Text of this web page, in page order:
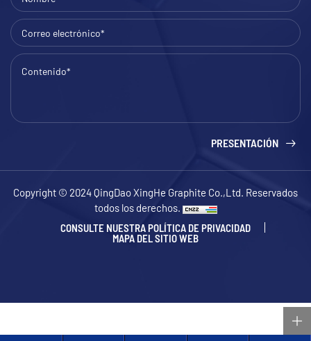
PRESENTACIÓN
Copyright © 2024 QingDao XingHe Graphite Co.,Ltd. Reservados
todos los derechos.
CONSULTE NUESTRA POLÍTICA DE PRIVACIDAD
MAPA DEL SITIO WEB